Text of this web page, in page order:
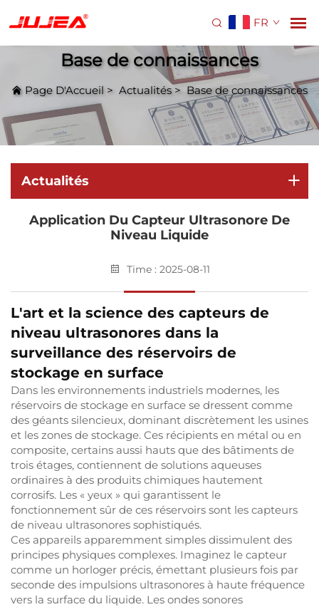
FR
Base de connaissances
Page D'Accueil > Actualités> Base de connaissances
Actualités
Application Du Capteur Ultrasonore De
Niveau Liquide
Time : 2025-08-11
L'art et la science des capteurs de
niveau ultrasonores dans la
surveillance des réservoirs de
stockage en surface
Dans les environnements industriels modernes, les
réservoirs de stockage en surface se dressent comme
des géants silencieux, dominant discrètement les usines
et les zones de stockage. Ces récipients en métal ou en
composite, certains aussi hauts que des bâtiments de
trois étages, contiennent de solutions aqueuses
ordinaires à des produits chimiques hautement
corrosifs. Les « yeux » qui garantissent le
fonctionnement sûr de ces réservoirs sont les capteurs
de niveau ultrasonores sophistiqués.
Ces appareils apparemment simples dissimulent des
principes physiques complexes. Imaginez le capteur
comme un horloger précis, émettant plusieurs fois par
seconde des impulsions ultrasonores à haute fréquence
vers la surface du liquide. Les ondes sonores